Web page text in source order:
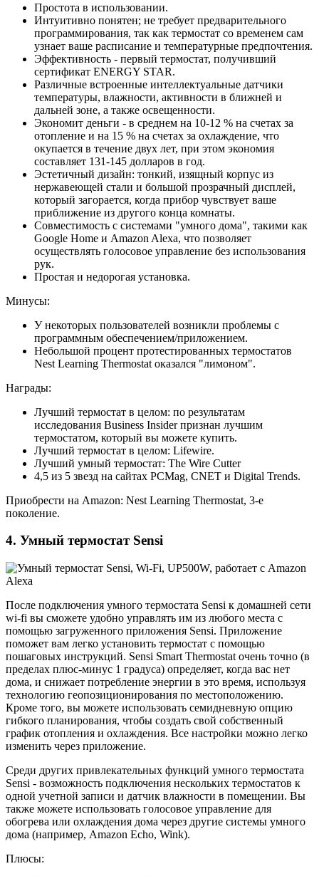
Простота в использовании.
Интуитивно понятен; не требует предварительного
программирования, так как термостат со временем сам
узнает ваше расписание и температурные предпочтения.
Эффективность - первый термостат, получивший
сертификат ENERGY STAR.
Различные встроенные интеллектуальные датчики
температуры, влажности, активности в ближней и
дальней зоне, а также освещенности.
Экономит деньги - в среднем на 10-12 % на счетах за
отопление и на 15 % на счетах за охлаждение, что
окупается в течение двух лет, при этом экономия
составляет 131-145 долларов в год.
Эстетичный дизайн: тонкий, изящный корпус из
нержавеющей стали и большой прозрачный дисплей,
который загорается, когда прибор чувствует ваше
приближение из другого конца комнаты.
Совместимость с системами "умного дома", такими как
Google Home и Amazon Alexa, что позволяет
осуществлять голосовое управление без использования
рук.
Простая и недорогая установка.
Минусы:
У некоторых пользователей возникли проблемы с
программным обеспечением/приложением.
Небольшой процент протестированных термостатов
Nest Learning Thermostat оказался "лимоном".
Награды:
Лучший термостат в целом: по результатам
исследования Business Insider признан лучшим
термостатом, который вы можете купить.
Лучший термостат в целом: Lifewire.
Лучший умный термостат: The Wire Cutter
4,5 из 5 звезд на сайтах PCMag, CNET и Digital Trends.
Приобрести на Amazon: Nest Learning Thermostat, 3-е
поколение.
4. Умный термостат Sensi
После подключения умного термостата Sensi к домашней сети
wi-fi вы сможете удобно управлять им из любого места с
помощью загруженного приложения Sensi. Приложение
поможет вам легко установить термостат с помощью
пошаговых инструкций. Sensi Smart Thermostat очень точно (в
пределах плюс-минус 1 градуса) определяет, когда вас нет
дома, и снижает потребление энергии в это время, используя
технологию геопозиционирования по местоположению.
Кроме того, вы можете использовать семидневную опцию
гибкого планирования, чтобы создать свой собственный
график отопления и охлаждения. Все настройки можно легко
изменить через приложение.
Среди других привлекательных функций умного термостата
Sensi - возможность подключения нескольких термостатов к
одной учетной записи и датчик влажности в помещении. Вы
также можете использовать голосовое управление для
обогрева или охлаждения дома через другие системы умного
дома (например, Amazon Echo, Wink).
Плюсы: